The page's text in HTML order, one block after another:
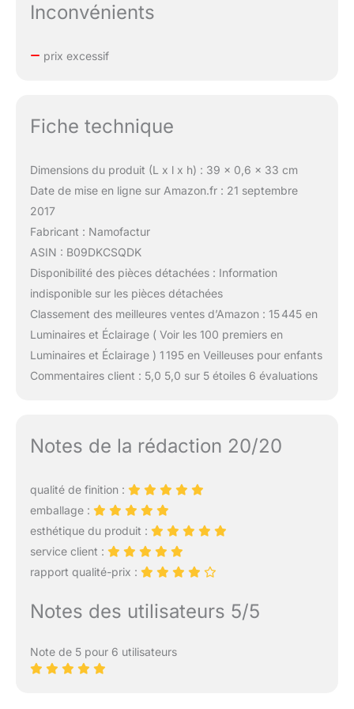
Inconvénients
prix excessif
Fiche technique
Dimensions du produit (L x l x h) : 39 x 0,6 x 33 cm
Date de mise en ligne sur Amazon.fr : 21 septembre
2017
Fabricant : Namofactur
ASIN : B09DKCSQDK
Disponibilité des pièces détachées : Information
indisponible sur les pièces détachées
Classement des meilleures ventes d’Amazon : 15 445 en
Luminaires et Éclairage ( Voir les 100 premiers en
Luminaires et Éclairage ) 1 195 en Veilleuses pour enfants
Commentaires client : 5,0 5,0 sur 5 étoiles 6 évaluations
Notes de la rédaction 20/20
qualité de finition :
emballage :
esthétique du produit :
service client :
rapport qualité-prix :
Notes des utilisateurs 5/5
Note de 5 pour 6 utilisateurs